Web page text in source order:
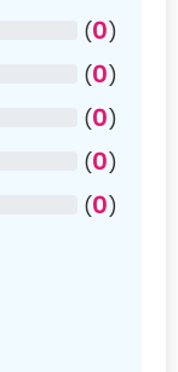
(0)
(0)
(0)
(0)
(0)